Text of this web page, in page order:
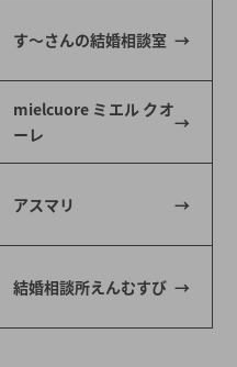
す～さんの結婚相談室
mielcuore ミエル クオ
ーレ
アスマリ
結婚相談所えんむすび